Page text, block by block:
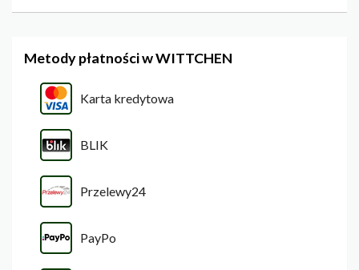
Metody płatności w WITTCHEN
Karta kredytowa
BLIK
Przelewy24
PayPo